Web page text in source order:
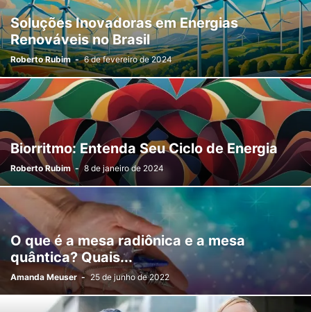
Soluções Inovadoras em Energias
Renováveis no Brasil
Roberto Rubim - 6 de fevereiro de 2024
Biorritmo: Entenda Seu Ciclo de Energia
Roberto Rubim - 8 de janeiro de 2024
O que é a mesa radiônica e a mesa
quântica? Quais...
Amanda Meuser - 25 de junho de 2022